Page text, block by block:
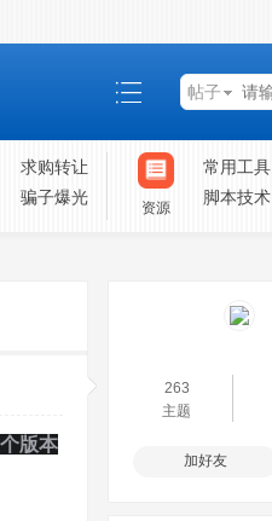
帖子
求购转让
骗子爆光
资源
常用工具
脚本技术
版本
263
主题
加好友